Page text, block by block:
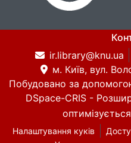
ir.library@knu.ua
м. Київ, вул.
Побудовано за
DSpace-CRIS -
оптимізується
Налаштування куків